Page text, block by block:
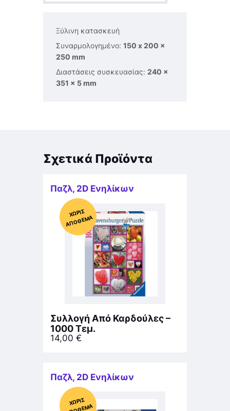
Ξύλινη κατασκευή
Συναρμολογημένο: 150 x 200 x
250 mm
Διαστάσεις συσκευασίας: 240 ×
351 × 5 mm
Σχετικά Προϊόντα
Παζλ, 2D Ενηλίκων
Χ
ΩΡΊΣ
Α
Π
Ό
ΘΕ
ΜΑ
Συλλογή Από Καρδούλες –
1000 Τεμ.
14,00 €
Παζλ, 2D Ενηλίκων
Χ
ΩΡΊΣ
Α
Π
Ό
ΘΕ